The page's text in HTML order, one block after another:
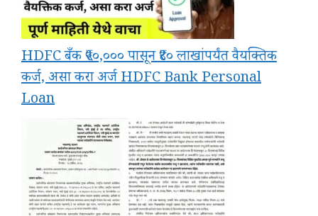
HDFC बँक ₹५०,००० पासून ₹४० लाखांपर्यंत वैयक्तिक
कर्ज, असा करा अर्ज HDFC Bank Personal
Loan